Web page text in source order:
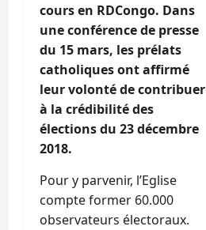
cours en RDCongo. Dans
une conférence de presse
du 15 mars, les prélats
catholiques ont affirmé
leur volonté de contribuer
à la crédibilité des
élections du 23 décembre
2018.
Pour y parvenir, l’Eglise
compte former 60.000
observateurs électoraux.